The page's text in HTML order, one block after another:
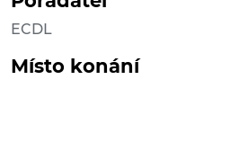
ECDL
Místo konání